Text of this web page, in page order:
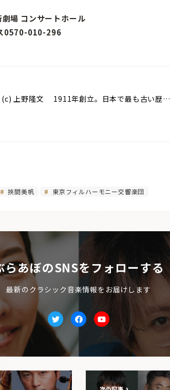
場 コンサートホール
0570-010-296
上野隆文 1911年創立。日本で最も古い歴…
挾間美帆 東京フィルハーモニー交響楽団
らあぼのSNSをフォローする
最新のクラシック音楽情報をお届けします
TwitterfacebookYoutube